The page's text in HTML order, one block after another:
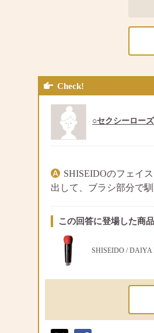
Check!
○セクシーロー
SHISEIDOのフェイ
出して、ブラシ部分で
この回答に登場した商品
SHISEIDO / DAIYA